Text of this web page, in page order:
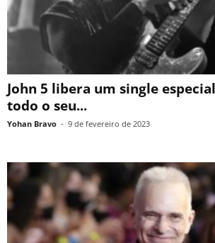
John 5 libera um single
todo o seu...
Yohan Bravo - 9 de fevereiro de 2023